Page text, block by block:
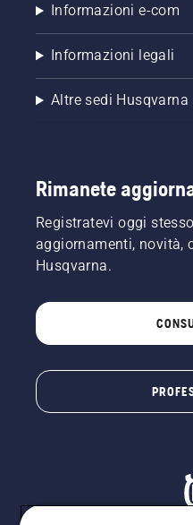
Informazioni e-com
Informazioni legali
Altre sedi Husqvarna
Rimanete
Registratevi oggi
aggiornamenti, novità,
Husqvarna.